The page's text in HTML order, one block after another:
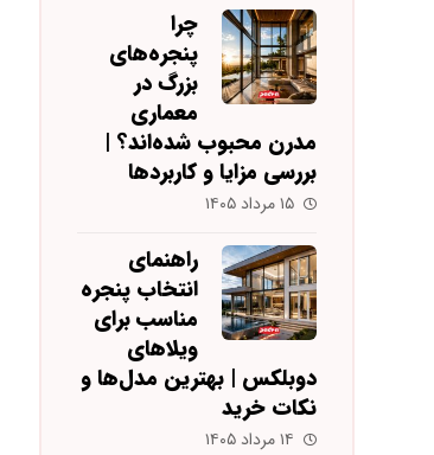
چرا
پنجره‌های
بزرگ در
معماری
مدرن محبوب شده‌اند؟ |
بررسی مزایا و کاربردها
۱۵ مرداد ۱۴۰۵
راهنمای
انتخاب پنجره
مناسب برای
ویلاهای
دوبلکس | بهترین مدل‌ها و
نکات خرید
۱۴ مرداد ۱۴۰۵